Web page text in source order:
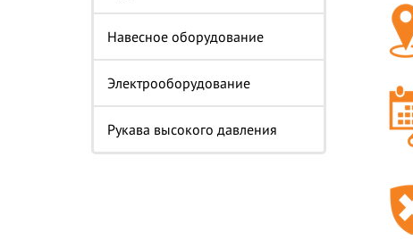
Навесное оборудование
Электрооборудование
Рукава высокого давления